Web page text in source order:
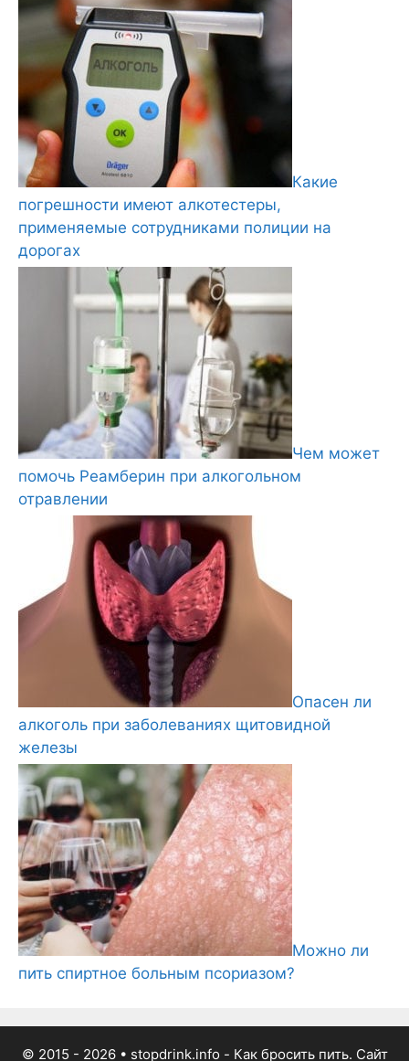
Какие
погрешности имеют алкотестеры,
применяемые сотрудниками полиции на
дорогах
Чем может
помочь Реамберин при алкогольном
отравлении
Опасен ли
алкоголь при заболеваниях щитовидной
железы
Можно ли
пить спиртное больным псориазом?
© 2015 - 2026• stopdrink.info - Как бросить пить. Сайт